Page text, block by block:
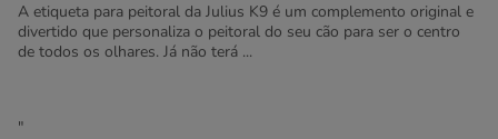
A etiqueta para peitoral da Julius K9 é um complemento original e
divertido que personaliza o peitoral do seu cão para ser o centro
de todos os olhares. Já não terá ...
"